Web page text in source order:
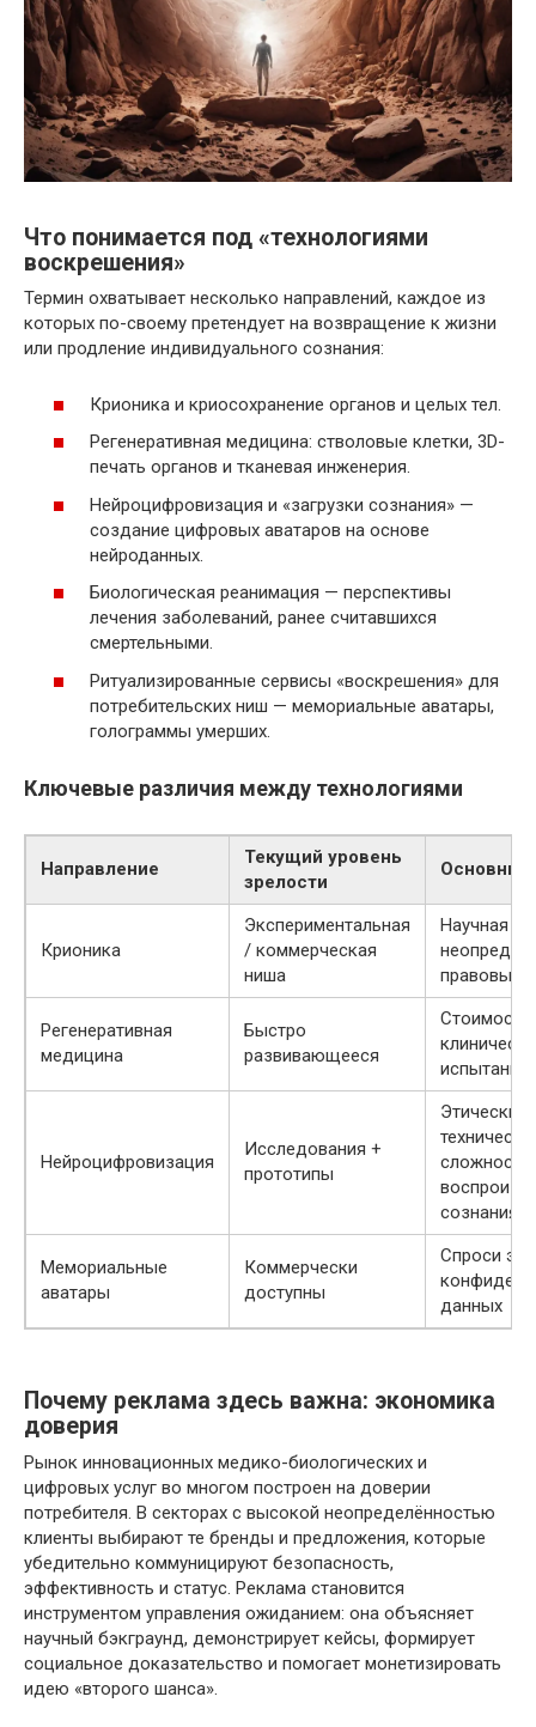
Что понимается под «технологиями
воскрешения»
Термин охватывает несколько направлений, каждое из
которых по-своему претендует на возвращение к жизни
или продление индивидуального сознания:
Крионика и криосохранение органов и целых тел.
Регенеративная медицина: стволовые клетки, 3D-
печать органов и тканевая инженерия.
Нейроцифровизация и «загрузки сознания» —
создание цифровых аватаров на основе
нейроданных.
Биологическая реанимация — перспективы
лечения заболеваний, ранее считавшихся
смертельными.
Ритуализированные сервисы «воскрешения» для
потребительских ниш — мемориальные аватары,
голограммы умерших.
Ключевые различия между технологиями
Направление
Текущий уровень
зрелости
Крионика
Экспериментальная
/ коммерческая
ниша
Научная
правовые
Регенеративная
медицина
Быстро
развивающееся
Стоимость,
испытания
Нейроцифровизация
Исследования +
прототипы
Этические
сложности
сознания
Мемориальные
аватары
Коммерчески
доступны
Спроси
данных
Почему реклама здесь важна: экономика
доверия
Рынок инновационных медико-биологических и
цифровых услуг во многом построен на доверии
потребителя. В секторах с высокой неопределённостью
клиенты выбирают те бренды и предложения, которые
убедительно коммуницируют безопасность,
эффективность и статус. Реклама становится
инструментом управления ожиданием: она объясняет
научный бэкграунд, демонстрирует кейсы, формирует
социальное доказательство и помогает монетизировать
идею «второго шанса».